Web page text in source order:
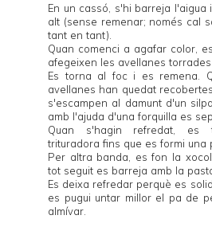
En un cassó, s'hi barreja
alt (sense remenar; només cal
tant en tant).
Quan comenci a agafar color,
afegeixen les avellanes torrades
Es torna al foc i es remena.
avellanes han quedat
s'escampen al damunt d'un
amb l'ajuda d'una forquilla es
Quan s'hagin refredat, es
trituradora fins que es formi una
Per altra banda, es fon la
tot seguit es barreja amb la
Es deixa refredar perquè es
es pugui untar millor el pa de
almívar.